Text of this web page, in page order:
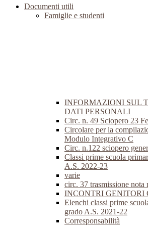
Documenti utili
Famiglie e studenti
INFORMAZIONI SUL
DATI PERSONALI
Circ. n. 49 Sciopero 23
Circolare per la
Modulo Integrativo C
Circ. n.122 sciopero
Classi prime scuola
A.S. 2022-23
varie
circ. 37 trasmissione nota
INCONTRI GENITORI
Elenchi classi prime
grado A.S. 2021-22
Corresponsabilità